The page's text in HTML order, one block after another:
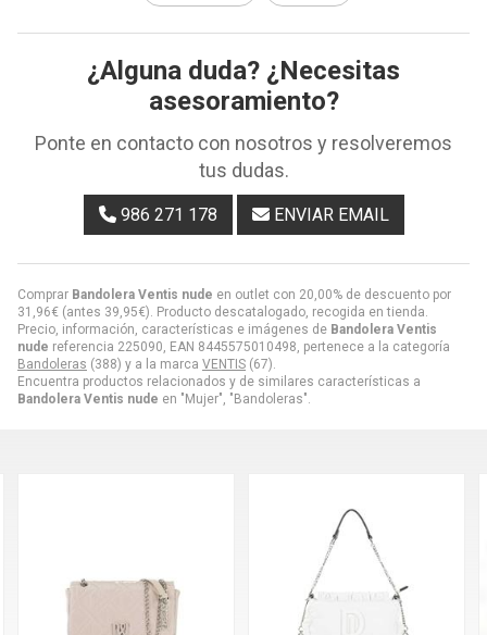
Comprar Bandolera Ventis nude en outlet con 20,00% de descuento por
31,96€ (antes 39,95€). Producto descatalogado, recogida en tienda.
Precio, información, características e imágenes de Bandolera Ventis
nude referencia 225090, EAN 8445575010498, pertenece a la categoría
Bandoleras (388) y a la marca VENTIS (67).
Encuentra productos relacionados y de similares características a
Bandolera Ventis nude en "Mujer", "Bandoleras".
¿Alguna duda? ¿Necesitas
asesoramiento?
Ponte en contacto con nosotros y resolveremos
tus dudas.
986 271 178 ENVIAR EMAIL